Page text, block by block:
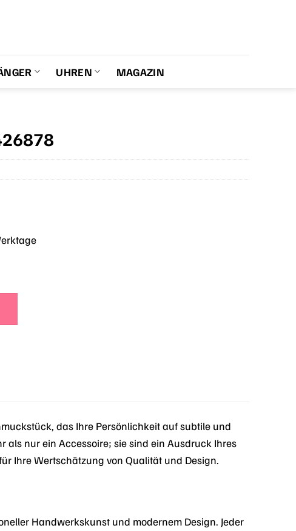
UHREN MAGAZIN
das Ihre Persönlichkeit auf subtile und
als nur ein Accessoire; sie sind ein Ausdruck Ihres
Ihre Wertschätzung von Qualität und Design.
Handwerkskunst und modernem Design. Jeder